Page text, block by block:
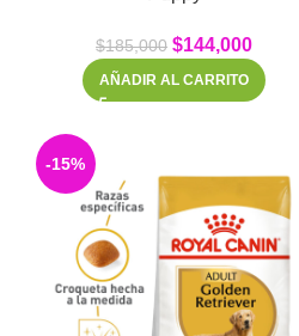
$185,000 $144,000
AÑADIR AL CARRITO
-15%